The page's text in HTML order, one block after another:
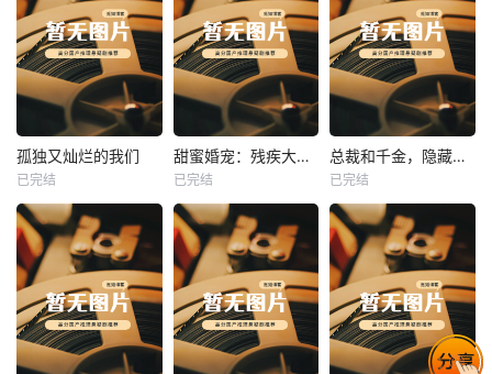
热播
未知
孤独又灿烂的我们
已完结
热播
未知
甜蜜婚宠：残疾大佬夜夜撩
已完结
热播
未知
总裁和千金，隐藏身份闪婚了
已完结